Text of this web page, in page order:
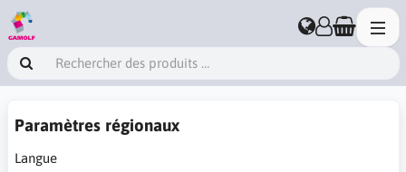
Paramètres régionaux
Langue